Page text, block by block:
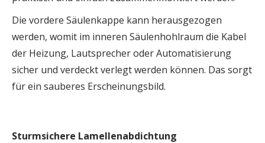
Die vordere Säulenkappe kann herausgezogen
werden, womit im inneren Säulenhohlraum die Kabel
der Heizung, Lautsprecher oder Automatisierung
sicher und verdeckt verlegt werden können. Das sorgt
für ein sauberes Erscheinungsbild.
Sturmsichere Lamellenabdichtung